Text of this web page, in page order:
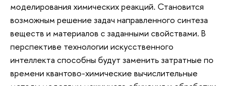
моделирования химических реакций. Становится
возможным решение задач направленного синтеза
веществ и материалов с заданными свойствами. В
перспективе технологии искусственного
интеллекта способны будут заменить затратные по
времени квантово-химические вычислительные